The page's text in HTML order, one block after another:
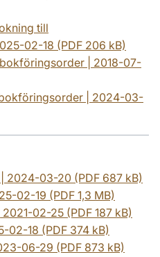
till
02-18 (PDF 206 kB)
| 2018-07-
| 2024-03-
2024-03-20 (PDF 687 kB)
02-19 (PDF 1,3 MB)
02-25 (PDF 187 kB)
02-18 (PDF 374 kB)
06-29 (PDF 873 kB)